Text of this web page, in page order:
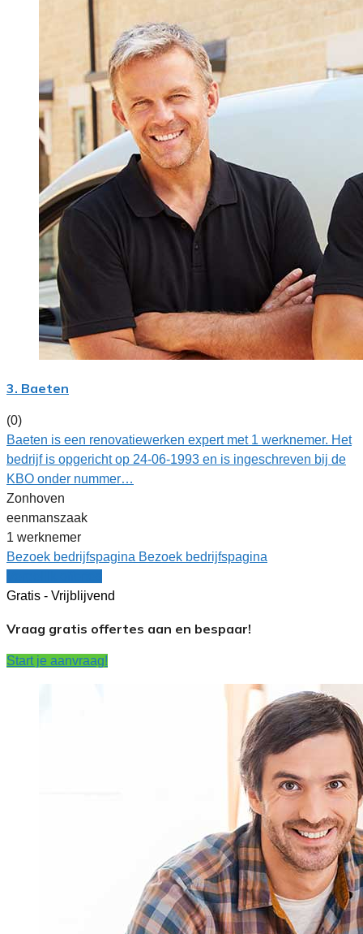
3. Baeten
(0)
Baeten is een renovatiewerken expert met 1 werknemer. Het
bedrijf is opgericht op 24-06-1993 en is ingeschreven bij de
KBO onder nummer…
Zonhoven
eenmanszaak
1 werknemer
Bezoek bedrijfspagina Bezoek bedrijfspagina
Gratis - Vrijblijvend
Vraag gratis offertes aan en bespaar!
Start je aanvraag!